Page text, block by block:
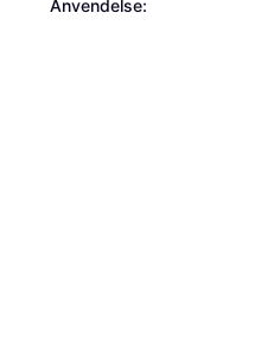
Anvendelse: